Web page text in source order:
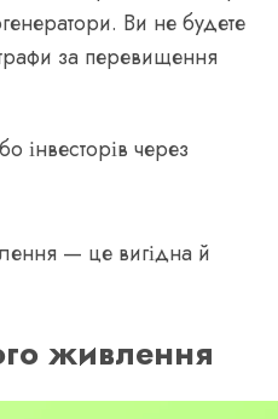
Ви не будете
за перевищення
інвесторів через
— це вигідна й
живлення